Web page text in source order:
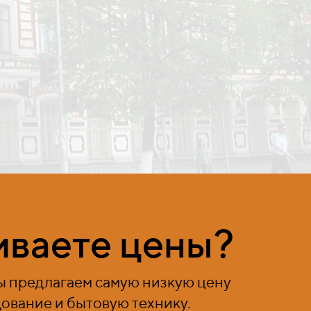
цены?
предлагаем самую низкую цену
и бытовую технику.